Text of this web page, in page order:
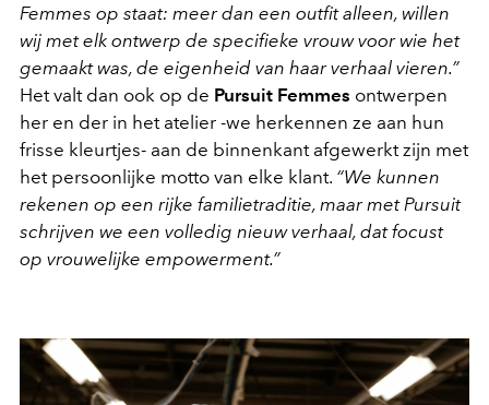
Femmes op staat: meer dan een outfit alleen, willen
wij met elk ontwerp de specifieke vrouw voor wie het
gemaakt was, de eigenheid van haar verhaal vieren.”
Het valt dan ook op de Pursuit Femmes ontwerpen
her en der in het atelier -we herkennen ze aan hun
frisse kleurtjes- aan de binnenkant afgewerkt zijn met
het persoonlijke motto van elke klant. “We kunnen
rekenen op een rijke familietraditie, maar met Pursuit
schrijven we een volledig nieuw verhaal, dat focust
op vrouwelijke empowerment.”